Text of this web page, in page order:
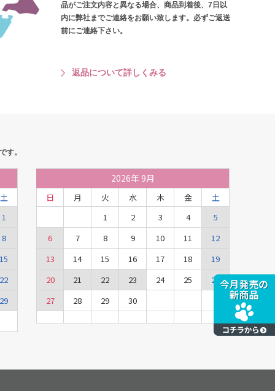
品がご注文内容と異なる場合、商品到着後、7日以
内に弊社までご連絡をお願い致します。必ずご返送
前にご連絡下さい。
返品について詳しくみる
す。
土
1
8
15
22
29
2026年 9月
日 月 火 水 木 金
土
1
2 3 4
5
6
7 8 9 10 11
12
13
14 15 16 17 18
19
20
21 22 23 24 25
26
27
28 29 30